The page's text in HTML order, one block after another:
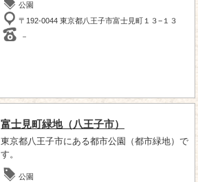
公園
〒192-0044 東京都八王子市富士見町１３−１３
－
富士見町緑地（八王子市）
東京都八王子市にある都市公園（都市緑地）で
す。
公園